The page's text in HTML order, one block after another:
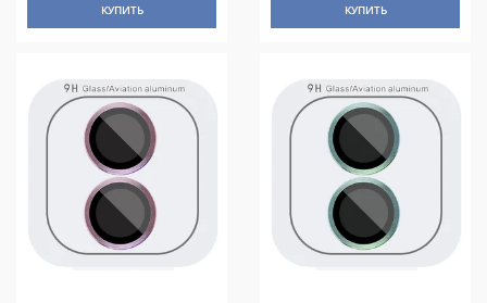
КУПИТЬ КУПИТЬ